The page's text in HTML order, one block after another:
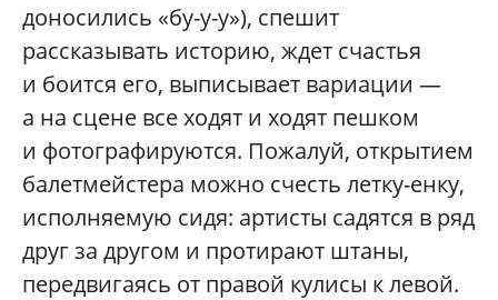
доносились «бу-у-у»), спешит
рассказывать историю, ждет счастья
и боится его, выписывает вариации —
а на сцене все ходят и ходят пешком
и фотографируются. Пожалуй, открытием
балетмейстера можно счесть летку-енку,
исполняемую сидя: артисты садятся в ряд
друг за другом и протирают штаны,
передвигаясь от правой кулисы к левой.